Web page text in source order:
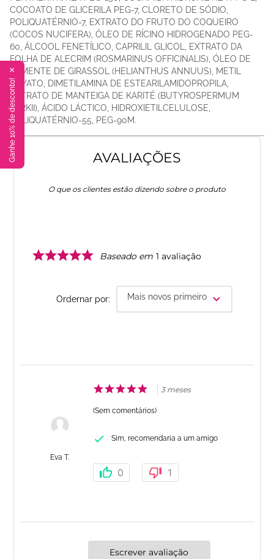
Ganhe 10% de desconto!
✕
COCOATO DE GLICERILA PEG-7, CLORETO DE SÓDIO,
POLIQUATÉRNIO-7, EXTRATO DO FRUTO DO COQUEIRO
(COCOS NUCIFERA), ÓLEO DE RÍCINO HIDROGENADO PEG-
60, ÁLCOOL FENETÍLICO, CAPRILIL GLICOL, EXTRATO DA
FOLHA DE ALECRIM (ROSMARINUS OFFICINALIS), ÓLEO DE
SEMENTE DE GIRASSOL (HELIANTHUS ANNUUS), METIL
SOYATO, DIMETILAMINA DE ESTEARILAMIDOPROPILA,
EXTRATO DE MANTEIGA DE KARITÉ (BUTYROSPERMUM
PARKII), ÁCIDO LÁCTICO, HIDROXIETILCELULOSE,
POLIQUATÉRNIO-55, PEG-90M.
AVALIAÇÕES
O que os clientes estão dizendo sobre o produto
Baseado em 1 avaliação
Ordernar por: Mais novos primeiro
Eva T.
3 meses
(Sem comentários)
Sim, recomendaria a um amigo
0 1
Escrever avaliação